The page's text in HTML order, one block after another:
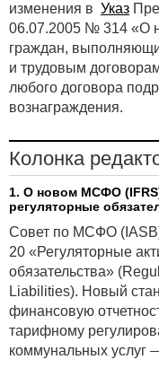
изменения в Указ
06.07.2005 № 314 «О
граждан,
и трудовым
любого договора
вознаграждения.
Колонка
1. О новом МСФО
регуляторные
Совет по МСФО
20 «Регуляторные
обязательства»
Liabilities). Новый
финансовую
тарифному
коммунальных услуг